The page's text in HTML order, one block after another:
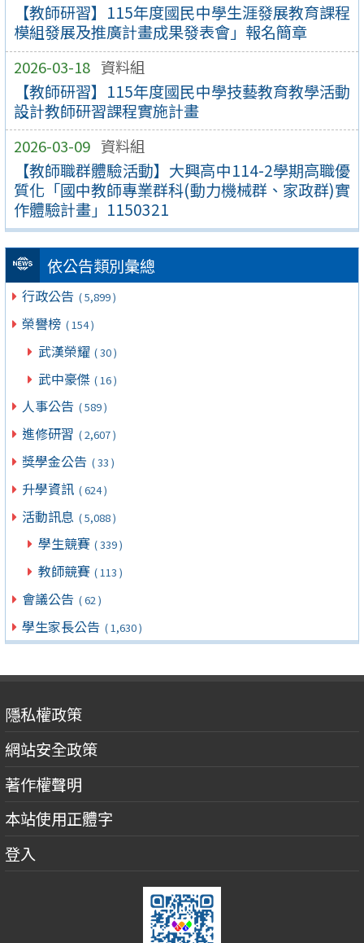
【教師研習】115年度國民中學生涯發展教育課程
模組發展及推廣計畫成果發表會」報名簡章
2026-03-18 資料組
【教師研習】115年度國民中學技藝教育教學活動
設計教師研習課程實施計畫
2026-03-09 資料組
【教師職群體驗活動】大興高中114-2學期高職優
質化「國中教師專業群科(動力機械群、家政群)實
作體驗計畫」1150321
依公告類別彙總
行政公告 ( 5,899 )
榮譽榜 ( 154 )
武漢榮耀 ( 30 )
武中豪傑 ( 16 )
人事公告 ( 589 )
進修研習 ( 2,607 )
獎學金公告 ( 33 )
升學資訊 ( 624 )
活動訊息 ( 5,088 )
學生競賽 ( 339 )
教師競賽 ( 113 )
會議公告 ( 62 )
學生家長公告 ( 1,630 )
隱私權政策
網站安全政策
著作權聲明
本站使用正體字
登入